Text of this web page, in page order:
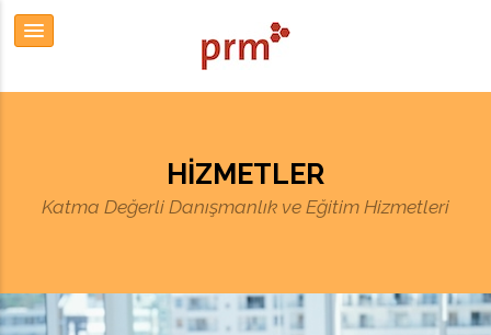
HIZMETLER
Katma Değerli Danışmanlık ve Eğitim Hizmetleri